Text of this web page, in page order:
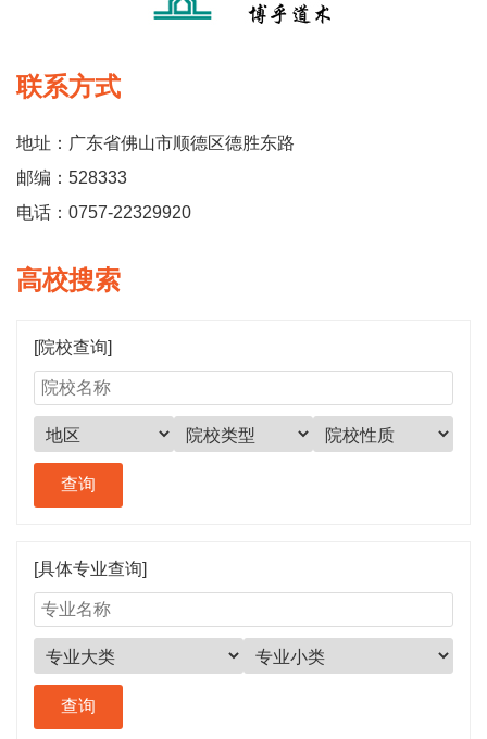
联系方式
地址：广东省佛山市顺德区德胜东路
邮编：528333
电话：0757-22329920
高校搜索
[院校查询]
[具体专业查询]